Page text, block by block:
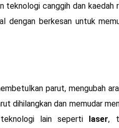
teknologi canggih dan kaedah
dengan berkesan untuk
parut, mengubah
dihilangkan dan memudar
lain seperti
laser,